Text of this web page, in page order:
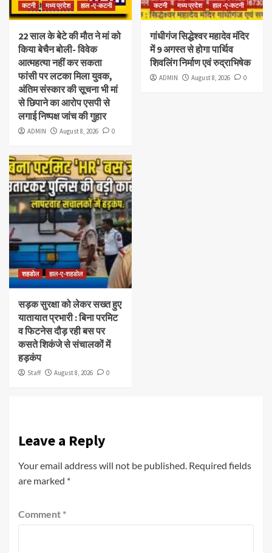
कटनी मध्य प्रदेश हाल -ए-कटनी
22 साल के बेटे की मौत ने मां को
किया बेचैन बोली- विवेक
आत्महत्या नहीं कर सकता
फांसी पर लटका मिला युवक,
अंतिम संस्कार की सूचना भी मां
से छिपाने का आरोप एसपी से
लगाई निष्पक्ष जांच की गुहार
ADMIN August 8, 2026 0
कटनी मध्य प्रदेश हाल -ए-कटनी
गांधीगंज सिद्धेश्वर महादेव मंदिर
में 9 अगस्त से होगा पार्थिव
शिवलिंग निर्माण एवं रुद्राभिषेक
ADMIN August 8, 2026 0
शहडोल हाल-ए-शहडोल
सड़क सुरक्षा को लेकर सख्त हुए
यातायात प्रभारी : बिना परमिट
व फिटनेस दौड़ रही बस पर
कसते शिकंजे से संचालकों में
हड़कंप
Staff August 8, 2026 0
Leave a Reply
Your email address will not be published. Required fields
are marked *
Comment *